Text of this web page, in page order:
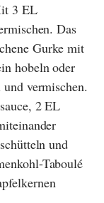
3 EL
Das
Gurke mit
hobeln oder
vermischen.
2 EL
und
Taboulé